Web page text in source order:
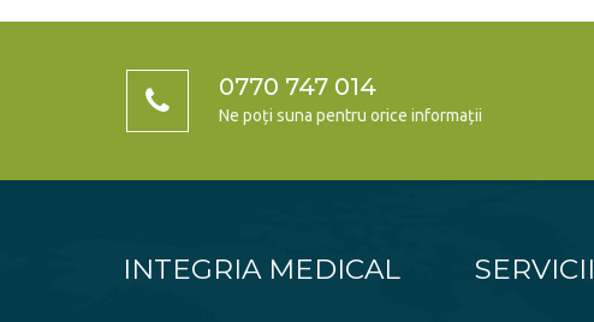
0770 747 014
Ne poți suna pentru orice informații
INTEGRIA MEDICAL SERVICII